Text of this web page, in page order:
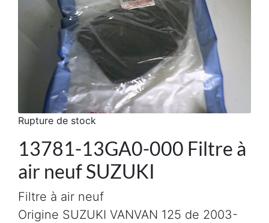
13781-13GA0-000 Filtre à
air neuf SUZUKI
Filtre à air neuf
Origine SUZUKI VANVAN 125 de 2003-
Rupture de stock